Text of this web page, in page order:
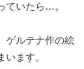
ていたら…。
ゲルテナ作の絵
ます。